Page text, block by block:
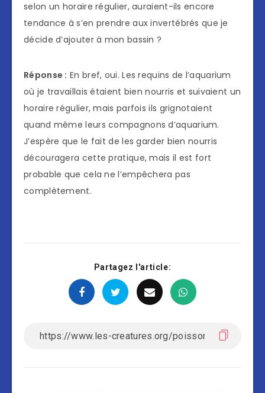
selon un horaire régulier, auraient-ils encore
tendance à s’en prendre aux invertébrés que je
décide d’ajouter à mon bassin ?
Réponse : En bref, oui. Les requins de l’aquarium
où je travaillais étaient bien nourris et suivaient un
horaire régulier, mais parfois ils grignotaient
quand même leurs compagnons d’aquarium.
J’espère que le fait de les garder bien nourris
découragera cette pratique, mais il est fort
probable que cela ne l’empêchera pas
complètement.
Partagez l'article: